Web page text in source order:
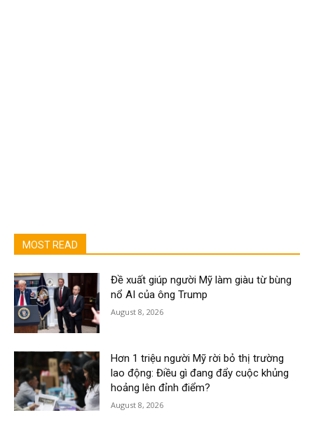
MOST READ
Đề xuất giúp người Mỹ làm giàu từ bùng
nổ AI của ông Trump
August 8, 2026
Hơn 1 triệu người Mỹ rời bỏ thị trường
lao động: Điều gì đang đẩy cuộc khủng
hoảng lên đỉnh điểm?
August 8, 2026